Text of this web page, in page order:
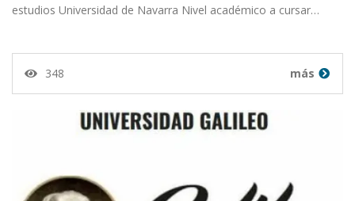
estudios Universidad de Navarra Nivel académico a cursar…
348 más